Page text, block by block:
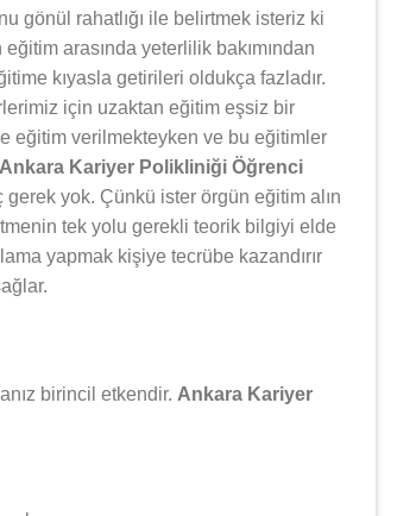
gönül rahatlığı ile belirtmek isteriz ki
arasında yeterlilik bakımından
kıyasla getirileri oldukça fazladır.
için uzaktan eğitim eşsiz bir
eğitim verilmekteyken ve bu eğitimler
Ankara Kariyer Polikliniği Öğrenci
yok. Çünkü ister örgün eğitim alın
tek yolu gerekli teorik bilgiyi elde
yapmak kişiye tecrübe kazandırır
birincil etkendir. Ankara Kariyer